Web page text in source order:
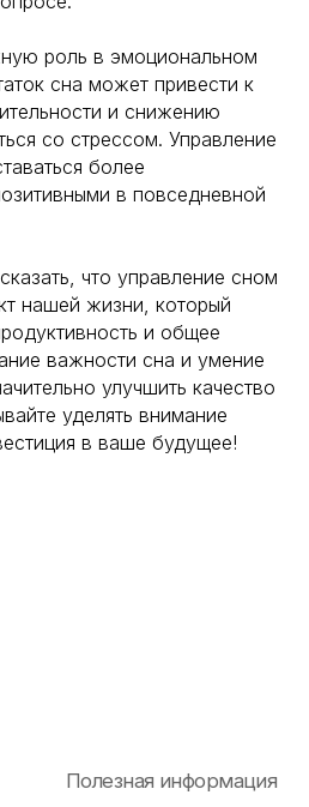
роль в эмоциональном
сна может привести к
и снижению
со стрессом. Управление
более
в повседневной
что управление сном
нашей жизни, который
и общее
важности сна и умение
улучшить качество
уделять внимание
в ваше будущее!